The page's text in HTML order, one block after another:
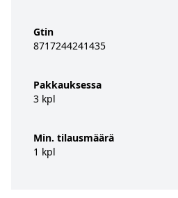
Gtin
8717244241435
Pakkauksessa
3 kpl
Min. tilausmäärä
1 kpl